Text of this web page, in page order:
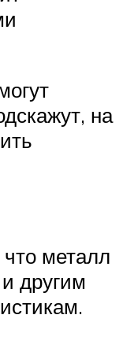
на
металл
другим